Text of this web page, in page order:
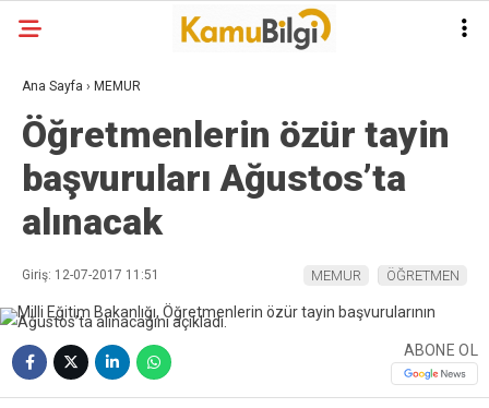
Ana Sayfa › MEMUR
Öğretmenlerin özür tayin
başvuruları Ağustos’ta
alınacak
Giriş: 12-07-2017 11:51 MEMUR ÖĞRETMEN
ABONE OL